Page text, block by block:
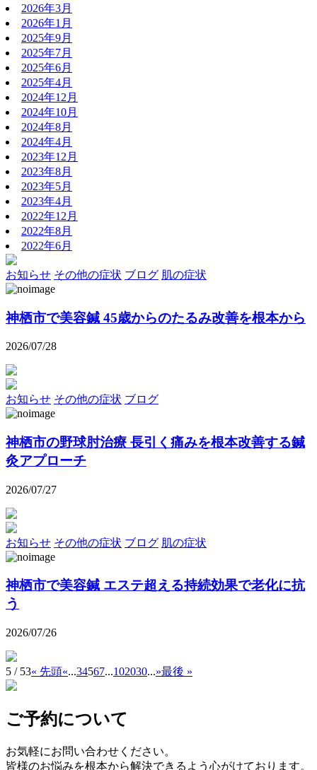
2026年3月
2026年1月
2025年9月
2025年7月
2025年6月
2025年4月
2024年12月
2024年10月
2024年8月
2024年4月
2023年12月
2023年8月
2023年5月
2023年4月
2022年12月
2022年8月
2022年6月
お知らせ その他の症状 ブログ 肌の症状
神栖市で美容鍼 45歳からのたるみ改善を根本から
2026/07/28
お知らせ その他の症状 ブログ
神栖市の野球肘治療 長引く痛みを根本改善する鍼
灸アプローチ
2026/07/27
お知らせ その他の症状 ブログ 肌の症状
神栖市で美容鍼 エステ超える持続効果で老化に抗
う
2026/07/26
5 / 53« 先頭«...34567...102030...»最後 »
ご予約について
お気軽にお問い合わせください。
皆様のお悩みを根本から解決できるよう心がけております。